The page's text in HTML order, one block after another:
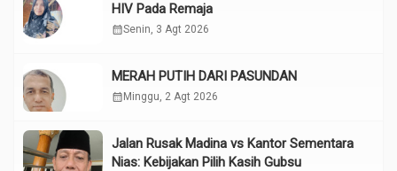
HIV Pada Remaja
calendar_monthSenin, 3 Agt 2026
MERAH PUTIH DARI PASUNDAN
calendar_month Minggu, 2 Agt 2026
Jalan Rusak Madina vs Kantor Sementara
Nias: Kebijakan Pilih Kasih Gubsu